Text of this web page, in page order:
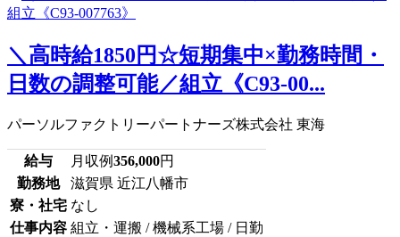
＼高時給1850円☆短期集中×勤務時間・
日数の調整可能／組立《C93-00...
パーソルファクトリーパートナーズ株式会社 東海
給与 月収例356,000円
勤務地
滋賀県 近江八幡市
寮・社宅 なし
仕事内容 組立・運搬 / 機械系工場 / 日勤